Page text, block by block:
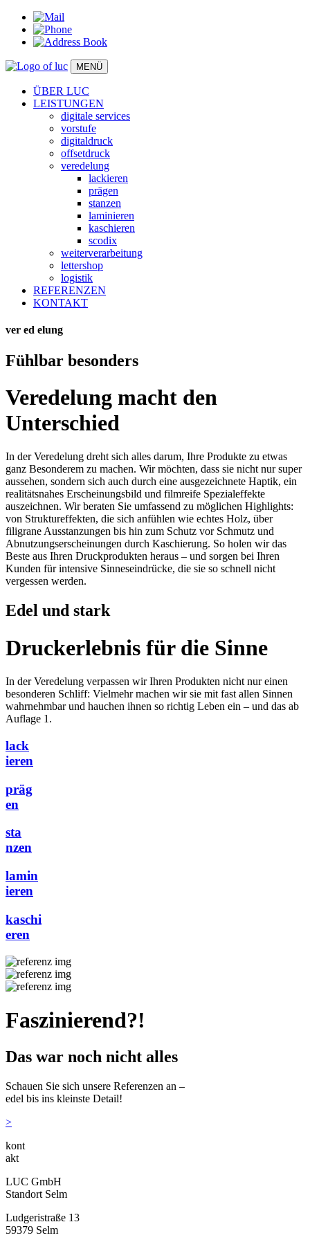
MENÜ
ÜBER LUC
LEISTUNGEN
digitale services
vorstufe
digitaldruck
offsetdruck
veredelung
lackieren
prägen
stanzen
laminieren
kaschieren
scodix
weiterverarbeitung
lettershop
logistik
REFERENZEN
KONTAKT
ver ed elung
Fühlbar besonders
Veredelung macht den
Unterschied
In der Veredelung dreht sich alles darum, Ihre Produkte zu etwas
ganz Besonderem zu machen. Wir möchten, dass sie nicht nur super
aussehen, sondern sich auch durch eine ausgezeichnete Haptik, ein
realitätsnahes Erscheinungsbild und filmreife Spezialeffekte
auszeichnen. Wir beraten Sie umfassend zu möglichen Highlights:
von Struktureffekten, die sich anfühlen wie echtes Holz, über
filigrane Ausstanzungen bis hin zum Schutz vor Schmutz und
Abnutzungserscheinungen durch Kaschierung. So holen wir das
Beste aus Ihren Druckprodukten heraus – und sorgen bei Ihren
Kunden für intensive Sinneseindrücke, die sie so schnell nicht
vergessen werden.
Edel und stark
Druckerlebnis für die Sinne
In der Veredelung verpassen wir Ihren Produkten nicht nur einen
besonderen Schliff: Vielmehr machen wir sie mit fast allen Sinnen
wahrnehmbar und hauchen ihnen so richtig Leben ein – und das ab
Auflage 1.
lack
ieren
präg
en
sta
nzen
lamin
ieren
kaschi
eren
Faszinierend?!
Das war noch nicht alles
Schauen Sie sich unsere Referenzen an –
edel bis ins kleinste Detail!
>
kont
akt
LUC GmbH
Standort Selm
Ludgeristraße 13
59379 Selm